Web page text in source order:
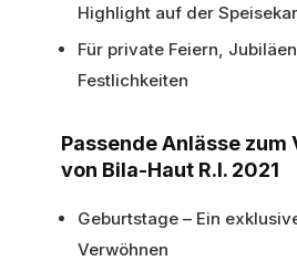
Highlight auf der
Für private Feiern,
Festlichkeiten
Passende Anlässe zum
von Bila-Haut R.I. 2021
Geburtstage – Ein
Verwöhnen